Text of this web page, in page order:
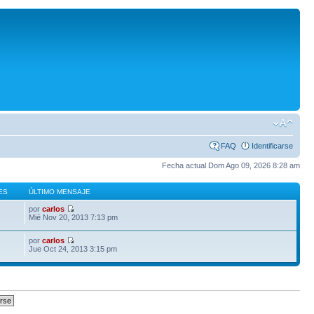
FAQ Identificarse
Fecha actual Dom Ago 09, 2026 8:28 am
ÚLTIMO MENSAJE
porcarlos
Mié Nov 20, 2013 7:13 pm
porcarlos
Jue Oct 24, 2013 3:15 pm